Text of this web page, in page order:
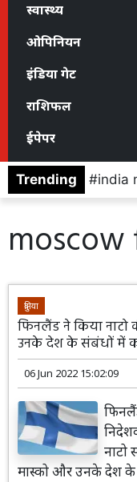
स्वास्थ्य
ओपिनियन
इंडिया गेट
राशिफल
ईपेपर
Trending india
दुनिया
फिनलैंड ने किया
उनके देश के संबंधों में
06 Jun 2022 15:02:09
मास्को और उनके देश के